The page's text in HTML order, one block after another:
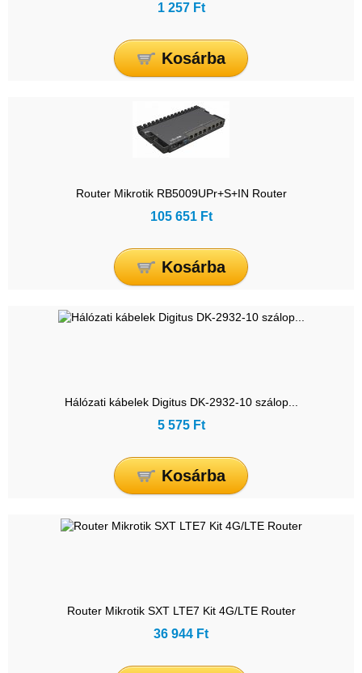
1 257 Ft
Kosárba
Router Mikrotik RB5009UPr+S+IN Router
105 651 Ft
Kosárba
Hálózati kábelek Digitus DK-2932-10 szálop...
5 575 Ft
Kosárba
Router Mikrotik SXT LTE7 Kit 4G/LTE Router
36 944 Ft